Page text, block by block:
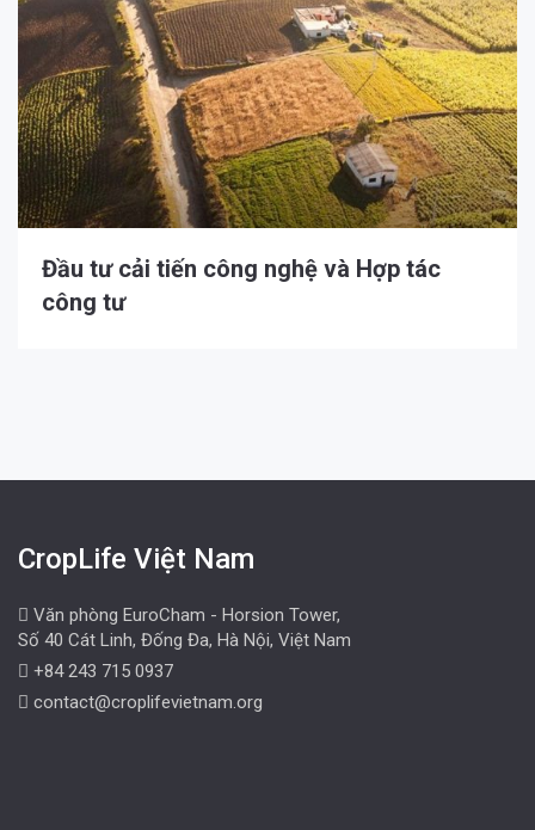
Đầu tư cải tiến công nghệ và Hợp tác
công tư
CropLife Việt Nam
Văn phòng EuroCham - Horsion Tower,
Số 40 Cát Linh, Đống Đa, Hà Nội, Việt Nam
+84 243 715 0937
contact@croplifevietnam.org